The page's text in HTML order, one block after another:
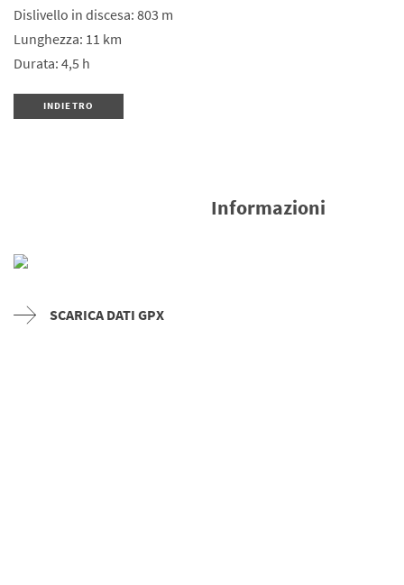
Dislivello in discesa: 803 m
Lunghezza: 11 km
Durata: 4,5 h
INDIETRO
Informazioni
SCARICA DATI GPX